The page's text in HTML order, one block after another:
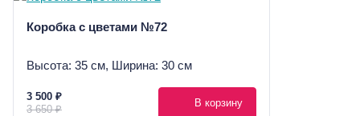
Коробка с цветами №72
Высота: 35 см, Ширина: 30 см
3 500 ₽
3 650 ₽
В корзину